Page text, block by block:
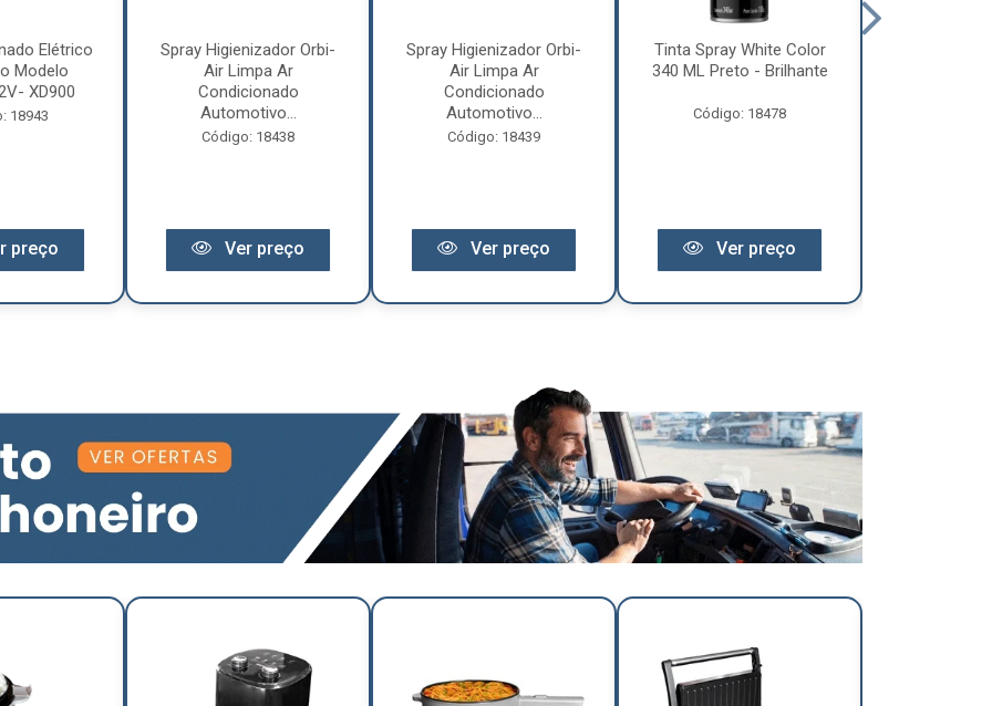
Elétrico
Modelo
XD900
18943
preço
Spray Higienizador Orbi-
Air Limpa Ar
Condicionado
Automotivo...
Código: 18438
Ver preço
Spray Higienizador Orbi-
Air Limpa Ar
Condicionado
Automotivo...
Código: 18439
Ver preço
Tinta Spray White Color
340 ML Preto - Brilhante
Código: 18478
Ver preço